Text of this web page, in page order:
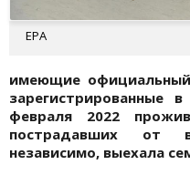
EPA
имеющие официальный
февраля 2022
пострадавших от
независимо, выехала